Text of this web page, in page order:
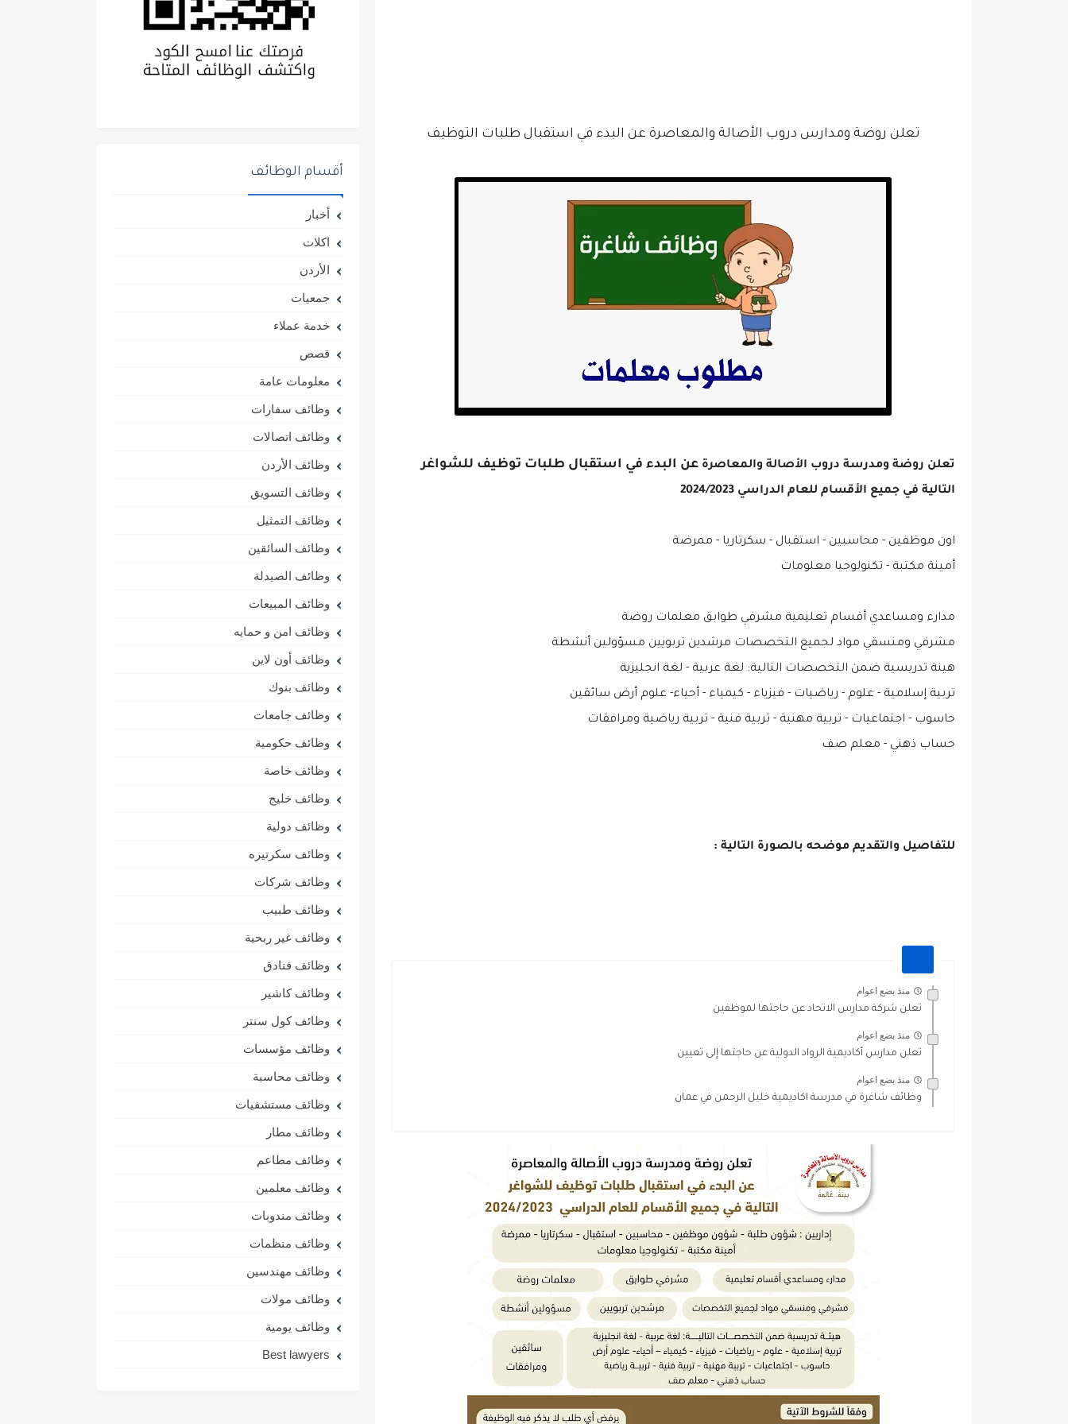
تعلن روضة ومدارس دروب الأصالة والمعاصرة عن البدء في استقبال طلبات التوظيف
تعلن روضة ومدرسة دروب الأصالة والمعاصرة عن البدء في استقبال طلبات توظيف للشواغر
التالية في جميع الأقسام للعام الدراسي 2024/2023
اون موظفين - محاسبين - استقبال - سكرتاريا - ممرضة
أمينة مكتبة - تكنولوجيا معلومات
مدارء ومساعدي أقسام تعليمية مشرفي طوابق معلمات روضة
مشرفي ومنسقي مواد لجميع التخصصات مرشدين تربويين مسؤولين أنشطة
هينة تدريسية ضمن التخصصات التالية: لغة عربية - لغة انجليزية
تربية إسلامية - علوم - رياضيات - فيزياء - كيمياء - أحياء- علوم أرض سائقين
حاسوب - اجتماعيات - تربية مهنية - تربية فنية - تربية رياضية ومرافقات
حساب ذهني - معلم صف
للتفاصيل والتقديم موضحه بالصورة التالية :
منذ بضع اعوام
تعلن شركة مدارس الاتحاد عن حاجتها لموظفين
منذ بضع اعوام
تعلن مدارس أكاديمية الرواد الدولية عن حاجتها إلى تعيين
منذ بضع اعوام
وظائف شاغرة في مدرسة اكاديمية خليل الرحمن في عمان
أقسام الوظائف
أخبار
اكلات
الأردن
جمعيات
خدمة عملاء
قصص
معلومات عامة
وظائف سفارات
وظائف اتصالات
وظائف الأردن
وظائف التسويق
وظائف التمثيل
وظائف السائقين
وظائف الصيدلة
وظائف المبيعات
وظائف امن و حمايه
وظائف أون لاين
وظائف بنوك
وظائف جامعات
وظائف حكومية
وظائف خاصة
وظائف خليج
وظائف دولية
وظائف سكرتيره
وظائف شركات
وظائف طبيب
وظائف غير ربحية
وظائف فنادق
وظائف كاشير
وظائف كول سنتر
وظائف مؤسسات
وظائف محاسبة
وظائف مستشفيات
وظائف مطار
وظائف مطاعم
وظائف معلمين
وظائف مندوبات
وظائف منظمات
وظائف مهندسين
وظائف مولات
وظائف يومية
Best lawyers